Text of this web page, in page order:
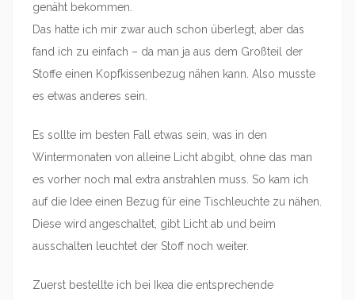
genäht bekommen.
Das hatte ich mir zwar auch schon überlegt, aber das
fand ich zu einfach – da man ja aus dem Großteil der
Stoffe einen Kopfkissenbezug nähen kann. Also musste
es etwas anderes sein.
Es sollte im besten Fall etwas sein, was in den
Wintermonaten von alleine Licht abgibt, ohne das man
es vorher noch mal extra anstrahlen muss. So kam ich
auf die Idee einen Bezug für eine Tischleuchte zu nähen.
Diese wird angeschaltet, gibt Licht ab und beim
ausschalten leuchtet der Stoff noch weiter.
Zuerst bestellte ich bei Ikea die entsprechende